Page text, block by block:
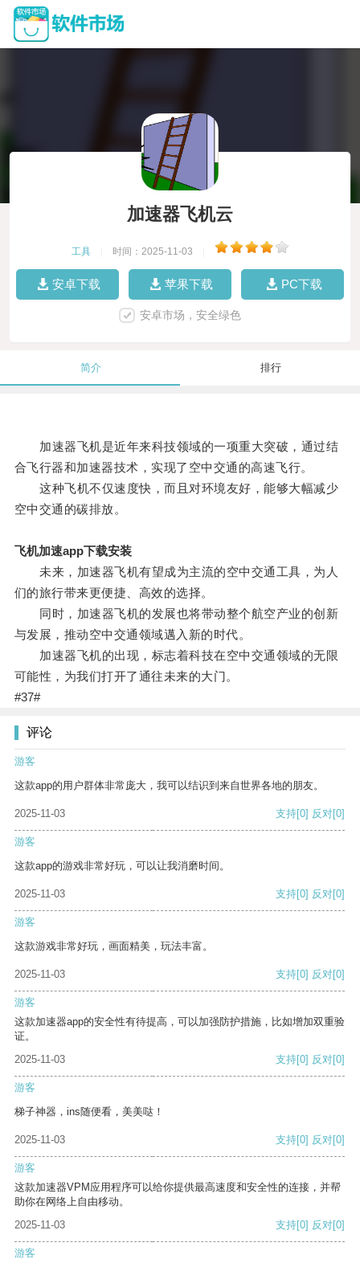
加速器飞机云
工具 时间：2025-11-03
安卓下载 苹果下载 PC下载
安卓市场，安全绿色
简介 排行
加速器飞机是近年来科技领域的一项重大突破，通过结
合飞行器和加速器技术，实现了空中交通的高速飞行。
这种飞机不仅速度快，而且对环境友好，能够大幅减少
空中交通的碳排放。
飞机加速app下载安装
未来，加速器飞机有望成为主流的空中交通工具，为人
们的旅行带来更便捷、高效的选择。
同时，加速器飞机的发展也将带动整个航空产业的创新
与发展，推动空中交通领域邁入新的时代。
加速器飞机的出现，标志着科技在空中交通领域的无限
可能性，为我们打开了通往未来的大门。
#37#
评论
游客
这款app的用户群体非常庞大，我可以结识到来自世界各地的朋友。
2025-11-03 支持[0] 反对[0]
游客
这款app的游戏非常好玩，可以让我消磨时间。
2025-11-03 支持[0] 反对[0]
游客
这款游戏非常好玩，画面精美，玩法丰富。
2025-11-03 支持[0] 反对[0]
游客
这款加速器app的安全性有待提高，可以加强防护措施，比如增加双重验
证。
2025-11-03
支持[0] 反对[0]
游客
梯子神器，ins随便看，美美哒！
2025-11-03 支持[0] 反对[0]
游客
这款加速器VPM应用程序可以给你提供最高速度和安全性的连接，并帮
助你在网络上自由移动。
2025-11-03
支持[0] 反对[0]
游客